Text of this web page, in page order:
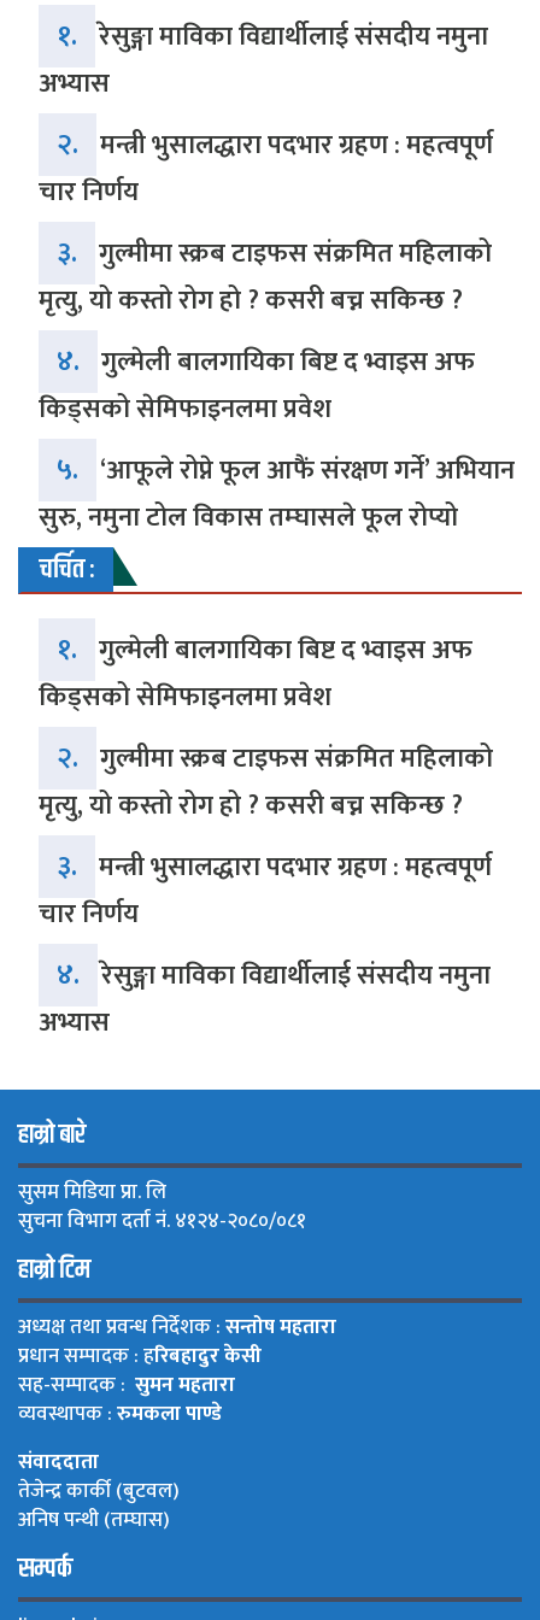
१. रेसुङ्गा माविका विद्यार्थीलाई संसदीय नमुना
अभ्यास
२. मन्त्री भुसालद्धारा पदभार ग्रहण : महत्वपूर्ण
चार निर्णय
३. गुल्मीमा स्क्रब टाइफस संक्रमित महिलाको
मृत्यु, यो कस्तो रोग हो ? कसरी बच्न सकिन्छ ?
४. गुल्मेली बालगायिका बिष्ट द भ्वाइस अफ
किड्सको सेमिफाइनलमा प्रवेश
५. ‘आफूले रोप्ने फूल आफैं संरक्षण गर्ने’ अभियान
सुरु, नमुना टोल विकास तम्घासले फूल रोप्यो
चर्चित :
१. गुल्मेली बालगायिका बिष्ट द भ्वाइस अफ
किड्सको सेमिफाइनलमा प्रवेश
२. गुल्मीमा स्क्रब टाइफस संक्रमित महिलाको
मृत्यु, यो कस्तो रोग हो ? कसरी बच्न सकिन्छ ?
३. मन्त्री भुसालद्धारा पदभार ग्रहण : महत्वपूर्ण
चार निर्णय
४. रेसुङ्गा माविका विद्यार्थीलाई संसदीय नमुना
अभ्यास
हाम्रो बारे
सुसम मिडिया प्रा. लि
सुचना विभाग दर्ता नं. ४१२४-२०८०/०८१
हाम्रो टिम
अध्यक्ष तथा प्रवन्ध निर्देशक :सन्तोष महतारा
प्रधान सम्पादक : हरिबहादुर केसी
सह-सम्पादक : सुमन महतारा
व्यवस्थापक :रुमकला पाण्डे
संवाददाता
तेजेन्द्र कार्की (बुटवल)
अनिष पन्थी (तम्घास)
सम्पर्क